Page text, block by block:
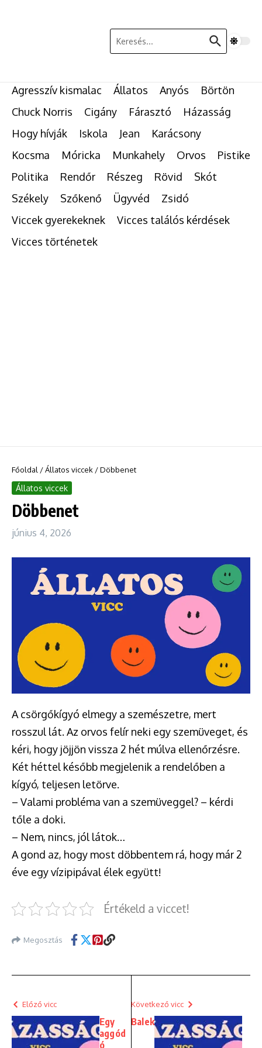
Keresés:
Agresszív kismalac Állatos Anyós
Börtön
Chuck Norris
Cigány Fárasztó
Házasság
Hogy hívják
Iskola Jean
Karácsony
Kocsma
Móricka Munkahely Orvos
Pistike
Politika
Rendőr Részeg Rövid
Skót
Székely
Szőkenő Ügyvéd
Zsidó
Viccek gyerekeknek
Vicces találós kérdések
Vicces történetek
Főoldal /Állatos viccek /Döbbenet
Állatos viccek
Döbbenet
június 4, 2026
A csörgőkígyó elmegy a szemészetre, mert
rosszul lát. Az orvos felír neki egy szemüveget, és
kéri, hogy jöjjön vissza 2 hét múlva ellenőrzésre.
Két héttel később megjelenik a rendelőben a
kígyó, teljesen letörve.
– Valami probléma van a szemüveggel? – kérdi
tőle a doki.
– Nem, nincs, jól látok…
A gond az, hogy most döbbentem rá, hogy már 2
éve egy vízipipával élek együtt!
Értékeld a viccet!
Megosztás
Előző vicc
Egy
aggód
ó
Következő vicc
Balek